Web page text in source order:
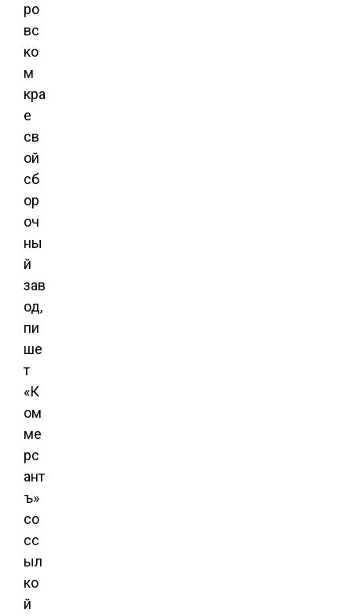
ро
вс
ко
м
кра
е
св
ой
сб
ор
оч
ны
й
зав
од,
пи
ше
т
«К
ом
ме
рс
ант
ъ»
со
сс
ыл
ко
й